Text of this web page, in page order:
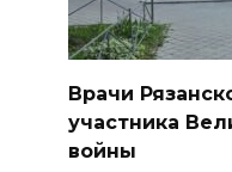
Врачи
участника
войны